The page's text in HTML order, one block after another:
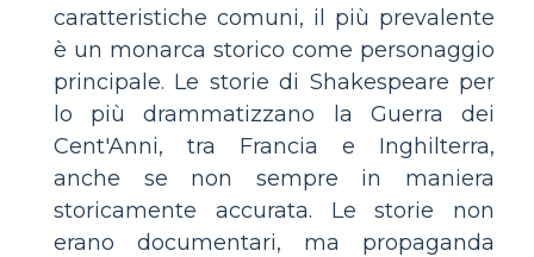
caratteristiche comuni, il più prevalente
è un monarca storico come personaggio
principale. Le storie di Shakespeare per
lo più drammatizzano la Guerra dei
Cent'Anni, tra Francia e Inghilterra,
anche se non sempre in maniera
storicamente accurata. Le storie non
erano documentari, ma propaganda